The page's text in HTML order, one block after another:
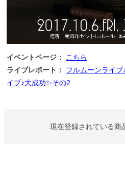
イベントページ：
こちら
ライブレポート：
フルムーンライブ
イブ♪大成功✨その2
現在登録されている商